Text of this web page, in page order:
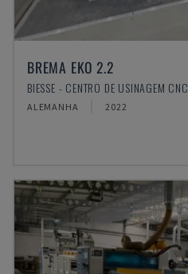
BREMA EKO 2.2
BIESSE - CENTRO DE USINAGEM CNC
ALEMANHA 2022